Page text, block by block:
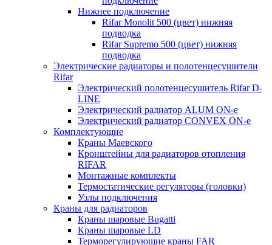
Нижнее подключение
Rifar Monolit 500 (цвет) нижняя
подводка
Rifar Supremo 500 (цвет) нижняя
подводка
Электрические радиаторы и полотенцесушители
Rifar
Электрический полотенцесушитель Rifar D-
LINE
Электрический радиатор ALUM ON-e
Электрический радиатор CONVEX ON-e
Комплектующие
Краны Маевского
Кронштейны для радиаторов отопления
RIFAR
Монтажные комплекты
Термостатические регуляторы (головки)
Узлы подключения
Краны для радиаторов
Краны шаровые Bugatti
Краны шаровые LD
Терморегулирующие краны FAR